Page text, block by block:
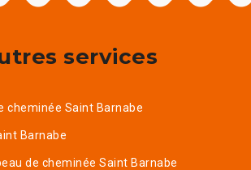
services
cheminée Saint Barnabe
Barnabe
de cheminée Saint Barnabe